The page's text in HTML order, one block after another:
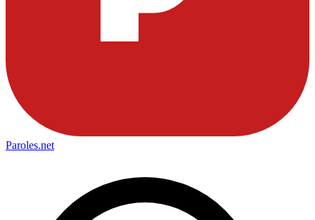
Paroles.net